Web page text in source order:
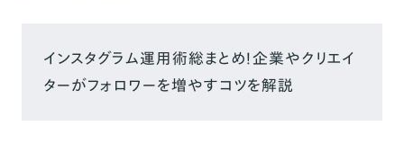
インスタグラム運用術総まとめ！企業やクリエイ
ターがフォロワーを増やすコツを解説